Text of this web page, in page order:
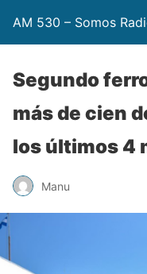
AM 530 – Somos
Segundo
más de cien
los últimos 4
Manu